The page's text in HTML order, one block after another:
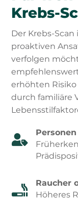
Krebs-
Der Krebs-
proaktiven
verfolgen
erhöhten
durch familiäre


Raucher
Höheres